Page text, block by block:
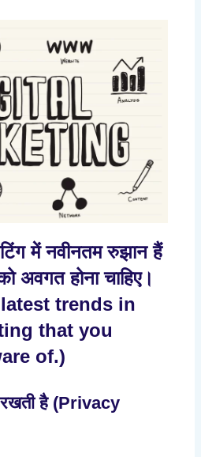
में नवीनतम रुझान हैं
अवगत होना चाहिए।
trends in
that you
of.)
रखती है (Privacy